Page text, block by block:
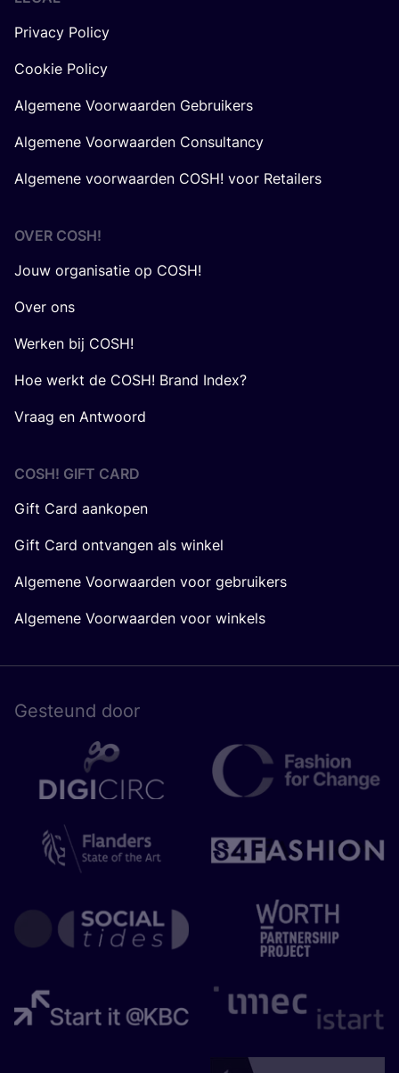
Privacy Policy
Cookie Policy
Algemene Voorwaarden Gebruikers
Algemene Voorwaarden Consultancy
Algemene voorwaarden COSH! voor Retailers
OVER COSH!
Jouw organisatie op COSH!
Over ons
Werken bij COSH!
Hoe werkt de COSH! Brand Index?
Vraag en Antwoord
COSH! GIFT CARD
Gift Card aankopen
Gift Card ontvangen als winkel
Algemene Voorwaarden voor gebruikers
Algemene Voorwaarden voor winkels
Gesteund door